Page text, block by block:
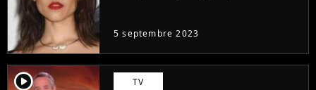
5 septembre 2023
player2 TV